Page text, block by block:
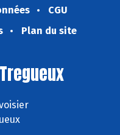
CGU
Plan du site